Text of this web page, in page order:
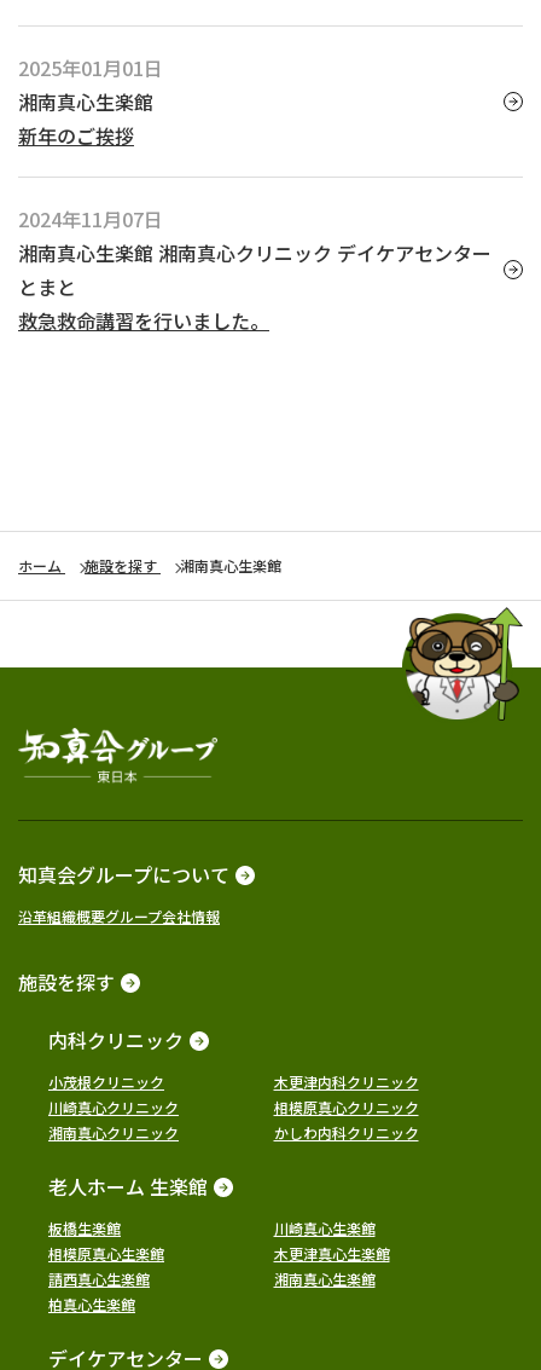
ホーム 施設を探す 湘南真心生楽館
2025年01月01日
湘南真心生楽館
新年のご挨拶
2024年11月07日
湘南真心生楽館 湘南真心クリニック デイケアセンター
とまと
救急救命講習を行いました。
知真会グループについて
沿革組織概要グループ会社情報
施設を探す
内科クリニック
小茂根クリニック
木更津内科クリニック
川崎真心クリニック
相模原真心クリニック
湘南真心クリニック
かしわ内科クリニック
老人ホーム 生楽館
板橋生楽館
川崎真心生楽館
相模原真心生楽館
木更津真心生楽館
請西真心生楽館
湘南真心生楽館
柏真心生楽館
デイケアセンター